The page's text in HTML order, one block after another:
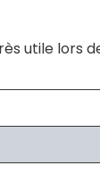
utile lors